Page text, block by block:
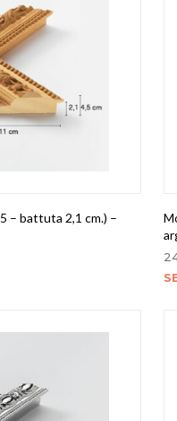
– battuta 2,1 cm.) –